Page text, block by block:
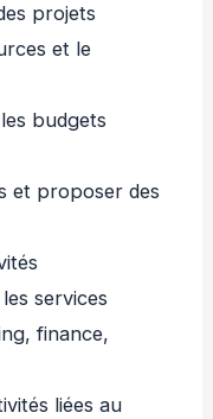
projets
et le
budgets
et proposer des
services
finance,
liées au